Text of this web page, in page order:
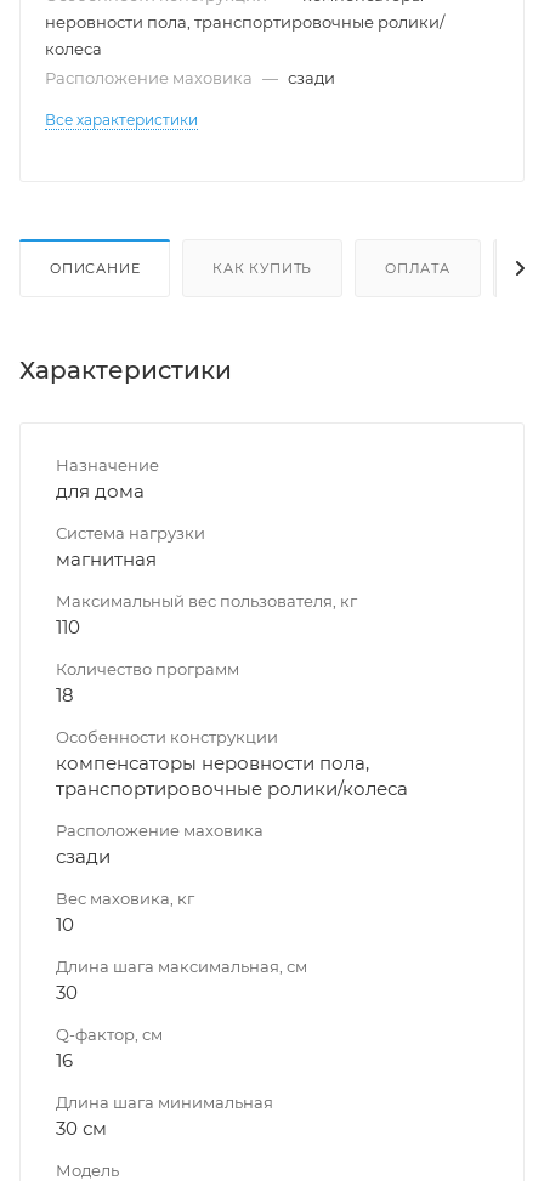
неровности пола, транспортировочные ролики/
колеса
Расположение маховика — сзади
Все характеристики
ОПИСАНИЕ КАК КУПИТЬ ОПЛАТА
Характеристики
Назначение
для дома
Система нагрузки
магнитная
Максимальный вес пользователя, кг
110
Количество программ
18
Особенности конструкции
компенсаторы неровности пола,
транспортировочные ролики/колеса
Расположение маховика
сзади
Вес маховика, кг
10
Длина шага максимальная, см
30
Q-фактор, см
16
Длина шага минимальная
30 см
Модель